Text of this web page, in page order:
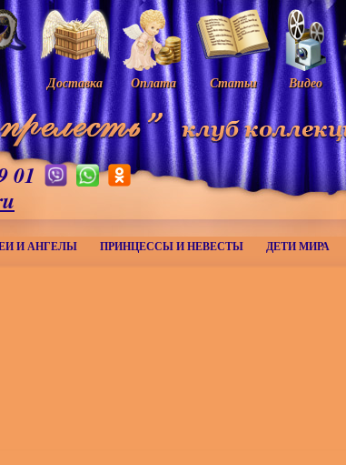
Доставка Оплата Статьи Видео
01
И АНГЕЛЫ ПРИНЦЕССЫ И НЕВЕСТЫ ДЕТИ МИРА